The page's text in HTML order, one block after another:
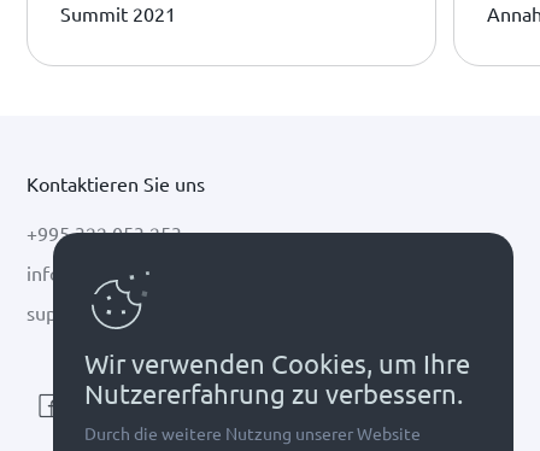
Summit 2021
Kontaktieren Sie uns
+995 322 053 253
info@cryptal.com
support@cryptal.com
Wir verwenden Cookies, um Ihre
Nutzererfahrung zu verbessern.
Durch die weitere Nutzung unserer Website